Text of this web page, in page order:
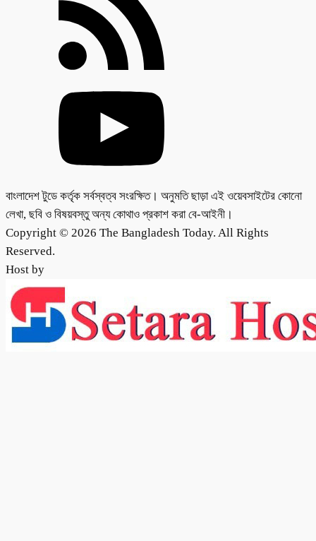
বাংলাদেশ টুডে কর্তৃক সর্বস্বত্ব সংরক্ষিত। অনুমতি ছাড়া এই ওয়েবসাইটের কোনো
লেখা, ছবি ও বিষয়বস্তু অন্য কোথাও প্রকাশ করা বে-আইনী।
Copyright © 2026 The Bangladesh Today. All Rights
Reserved.
Host by